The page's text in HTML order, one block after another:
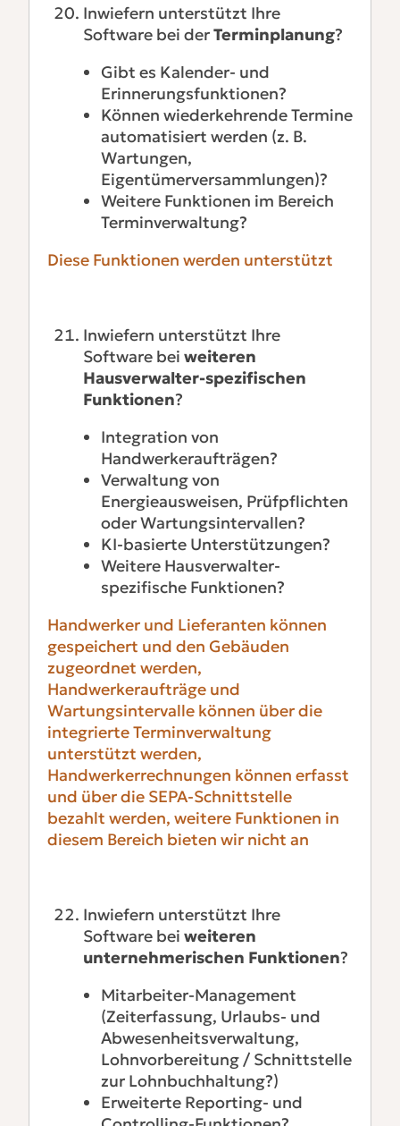
Inwiefern unterstützt Ihre
Software bei derTerminplanung?
Gibt es Kalender- und
Erinnerungsfunktionen?
Können wiederkehrende Termine
automatisiert werden (z. B.
Wartungen,
Eigentümerversammlungen)?
Weitere Funktionen im Bereich
Terminverwaltung?
Diese Funktionen werden unterstützt
Inwiefern unterstützt Ihre
Software bei weiteren
Hausverwalter-spezifischen
Funktionen?
Integration von
Handwerkeraufträgen?
Verwaltung von
Energieausweisen, Prüfpflichten
oder Wartungsintervallen?
KI-basierte Unterstützungen?
Weitere Hausverwalter-
spezifische Funktionen?
Handwerker und Lieferanten können
gespeichert und den Gebäuden
zugeordnet werden,
Handwerkeraufträge und
Wartungsintervalle können über die
integrierte Terminverwaltung
unterstützt werden,
Handwerkerrechnungen können erfasst
und über die SEPA-Schnittstelle
bezahlt werden, weitere Funktionen in
diesem Bereich bieten wir nicht an
Inwiefern unterstützt Ihre
Software bei weiteren
unternehmerischen Funktionen?
Mitarbeiter-Management
(Zeiterfassung, Urlaubs- und
Abwesenheitsverwaltung,
Lohnvorbereitung / Schnittstelle
zur Lohnbuchhaltung?)
Erweiterte Reporting- und